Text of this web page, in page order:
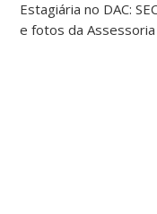
Estagiária no DAC:
e fotos da